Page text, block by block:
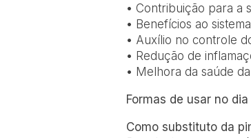
• Contribuição para a
• Benefícios ao
• Auxílio no controle
• Redução de
• Melhora da saúde
Formas de usar no
Como substituto da